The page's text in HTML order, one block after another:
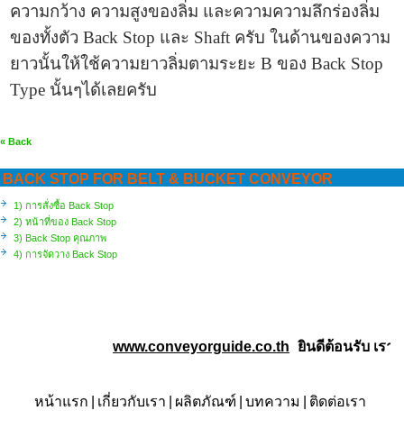
ความกว้าง ความสูงของลิ่ม และความความลึกร่องลิ่ม
ของทั้งตัว Back Stop และ Shaft ครับ ในด้านของความ
ยาวนั้นให้ใช้ความยาวลิ่มตามระยะ B ของ Back Stop
Type นั้นๆได้เลยครับ
« Back
BACK STOP FOR BELT & BUCKET CONVEYOR
1) การสั่งซื้อ Back Stop
2) หน้าที่ของ Back Stop
3) Back Stop คุณภาพ
4) การจัดวาง Back Stop
www.conveyorguide.co.th ยินดีต้อนรับเราคื
หน้าแรก เกี่ยวกับเรา ผลิตภัณฑ์ บทความ ติดต่อเรา